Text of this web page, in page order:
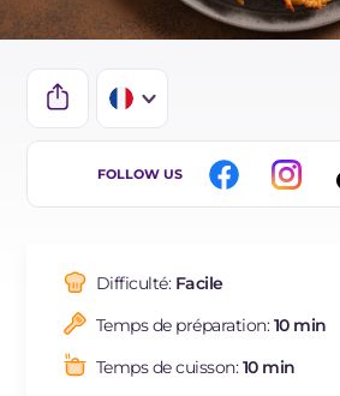
IT
ES
BR
NL
FOLLOW US
Difficulté: Facile
Temps de préparation:10 min
Temps de cuisson:10 min